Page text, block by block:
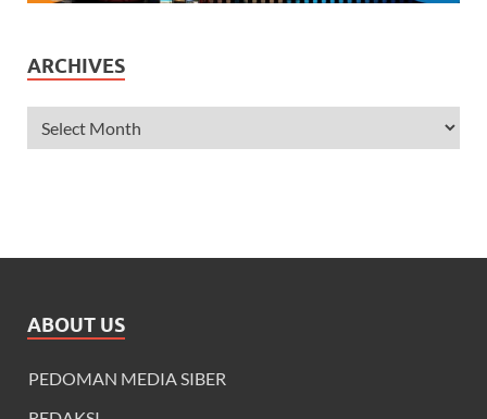
ARCHIVES
ABOUT US
PEDOMAN MEDIA SIBER